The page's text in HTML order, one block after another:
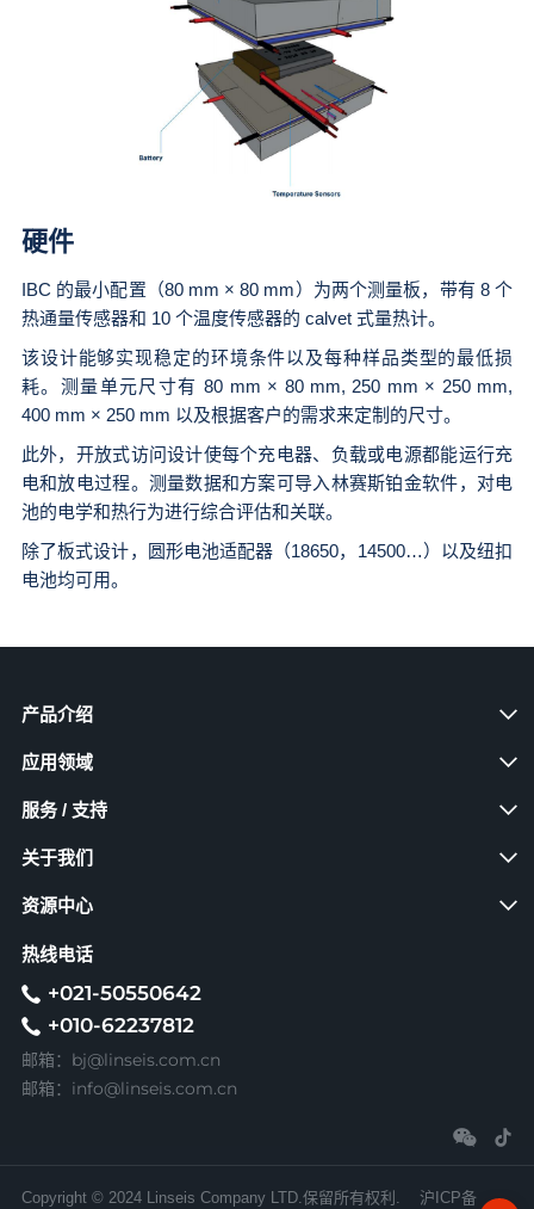
硬件
IBC 的最小配置（80 mm × 80 mm）为两个测量板，带有 8 个
热通量传感器和 10 个温度传感器的 calvet 式量热计。
该设计能够实现稳定的环境条件以及每种样品类型的最低损
耗。测量单元尺寸有 80 mm × 80 mm, 250 mm × 250 mm,
400 mm × 250 mm 以及根据客户的需求来定制的尺寸。
此外，开放式访问设计使每个充电器、负载或电源都能运行充
电和放电过程。测量数据和方案可导入林赛斯铂金软件，对电
池的电学和热行为进行综合评估和关联。
除了板式设计，圆形电池适配器（18650，14500…）以及纽扣
电池均可用。
产品介绍
应用领域
服务 / 支持
关于我们
资源中心
热线电话
+021-50550642
+010-62237812
邮箱： bj@linseis.com.cn
邮箱： info@linseis.com.cn
Copyright © 2024 Linseis Company LTD.保留所有权利. 沪ICP备